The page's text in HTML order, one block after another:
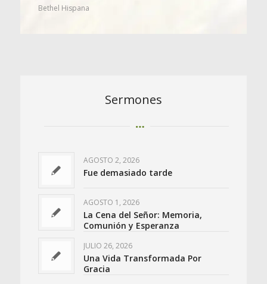
Bethel Hispana
Sermones
AGOSTO 2, 2026
Fue demasiado tarde
AGOSTO 1, 2026
La Cena del Señor: Memoria,
Comunión y Esperanza
JULIO 26, 2026
Una Vida Transformada Por
Gracia